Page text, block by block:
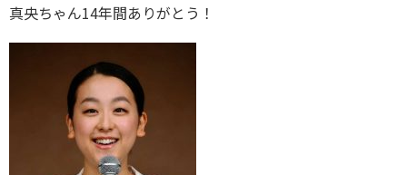
真央ちゃん14年間ありがとう！